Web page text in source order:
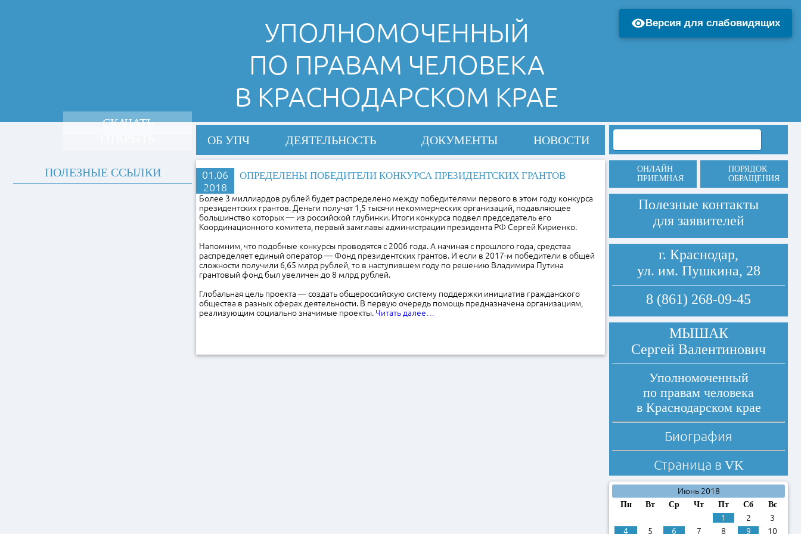
УПОЛНОМОЧЕННЫЙ
ПО ПРАВАМ ЧЕЛОВЕКА
В КРАСНОДАРСКОМ КРАЕ
ОБ УПЧ ДЕЯТЕЛЬНОСТЬ ДОКУМЕНТЫ НОВОСТИ
01.06
2018
ОПРЕДЕЛЕНЫ ПОБЕДИТЕЛИ КОНКУРСА ПРЕЗИДЕНТСКИХ ГРАНТОВ
Более 3 миллиардов рублей будет распределено между победителями первого в этом году конкурса
президентских грантов. Деньги получат 1,5 тысячи некоммерческих организаций, подавляющее
большинство которых — из российской глубинки. Итоги конкурса подвел председатель его
Координационного комитета, первый замглавы администрации президента РФ Сергей Кириенко.
Напомним, что подобные конкурсы проводятся с 2006 года. А начиная с прошлого года, средства
распределяет единый оператор — Фонд президентских грантов. И если в 2017-м победители в общей
сложности получили 6,65 млрд рублей, то в наступившем году по решению Владимира Путина
грантовый фонд был увеличен до 8 млрд рублей.
Глобальная цель проекта — создать общероссийскую систему поддержки инициатив гражданского
общества в разных сферах деятельности. В первую очередь помощь предназначена организациям,
реализующим социально значимые проекты. Читать далее…
СКАЧАТЬ
ПОЛЕЗНЫЕ ССЫЛКИ
ОНЛАЙН
ПРИЕМНАЯ
ПОРЯДОК
ОБРАЩЕНИЯ
Полезные контакты
для заявителей
г. Краснодар,
ул. им. Пушкина, 28
8 (861) 268-09-45
МЫШАК
Сергей Валентинович
Уполномоченный
по правам человека
в Краснодарском крае
Биография
Страница в VK
Июнь 2018
Пн Вт Ср Чт Пт Сб Вс
1 2
3
4
5 6 7 8 9 10
Версия для слабовидящих